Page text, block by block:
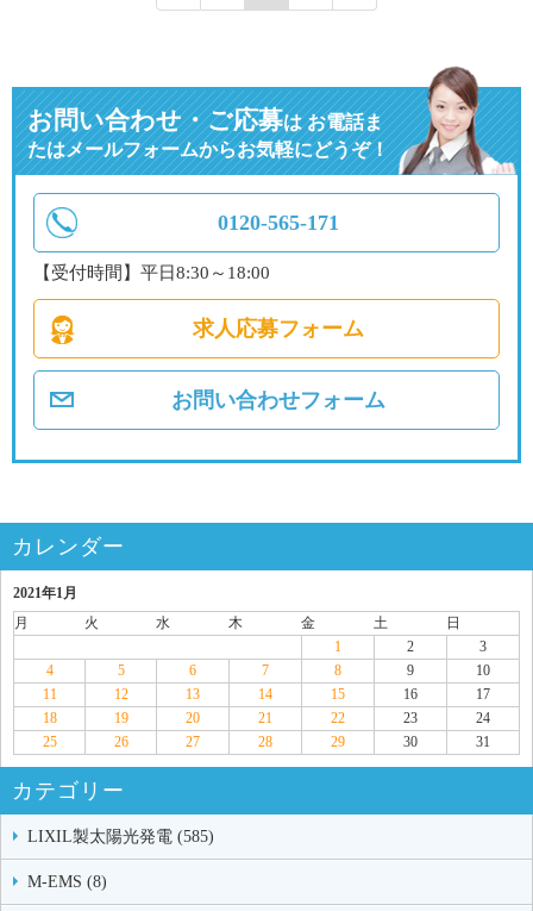
お問い合わせ・ご応募はお電話ま
たはメールフォームからお気軽にどうぞ！
0120-565-171
【受付時間】平日8:30～18:00
求人応募フォーム
お問い合わせフォーム
カレンダー
2021年1月
月
火 水 木 金 土
日
1
2
3
4
5 6 7 8 9
10
11
12 13 14 15 16
17
18
19 20 21 22 23
24
25
26 27 28 29 30 31
カテゴリー
LIXIL製太陽光発電 (585)
M-EMS (8)